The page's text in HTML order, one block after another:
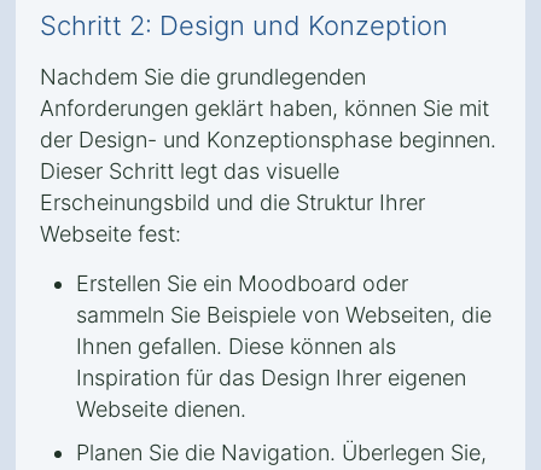
Schritt 2: Design und Konzeption
Nachdem Sie die grundlegenden
Anforderungen geklärt haben, können Sie mit
der Design- und Konzeptionsphase beginnen.
Dieser Schritt legt das visuelle
Erscheinungsbild und die Struktur Ihrer
Webseite fest:
Erstellen Sie ein Moodboard oder
sammeln Sie Beispiele von Webseiten, die
Ihnen gefallen. Diese können als
Inspiration für das Design Ihrer eigenen
Webseite dienen.
Planen Sie die Navigation. Überlegen Sie,